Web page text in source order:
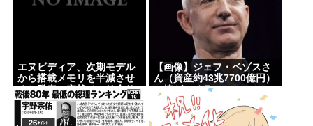
エヌビディア、次期モデル
から搭載メモリを半減させ
ると発表。突然メモリ余り
始めるwww
【画像】ジェフ・ベゾスさ
ん（資産約43兆7700億円）
の嫁がコチラwww